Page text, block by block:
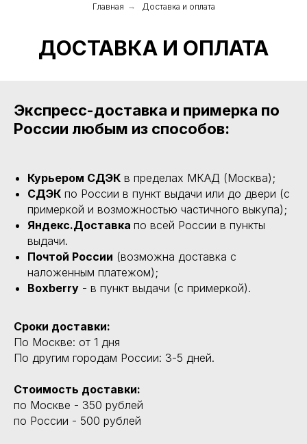
Главная → Доставка и оплата
ДОСТАВКА И ОПЛАТА
Экспресс-доставка и примерка по
России любым из способов:
Курьером СДЭК в пределах МКАД (Москва);
СДЭК по России в пункт выдачи или до двери (с
примеркой и возможностью частичного выкупа);
Яндекс.Доставка по всей России в пункты
выдачи.
Почтой России (возможна доставка с
наложенным платежом);
Boxberry - в пункт выдачи (с примеркой).
Сроки доставки:
По Москве: от 1 дня
По другим городам России: 3-5 дней.
Стоимость доставки:
по Москве - 350 рублей
по России - 500 рублей